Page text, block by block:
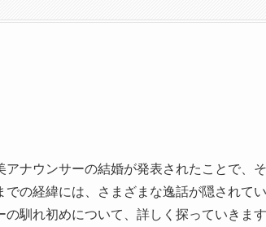
アナウンサーの結婚が発表されたことで、
での経緯には、さまざまな逸話が隠されて
馴れ初めについて、詳しく探っていきます